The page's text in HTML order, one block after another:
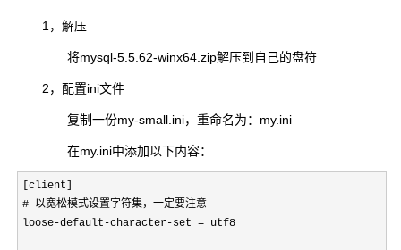
1，解压
将mysql-5.5.62-winx64.zip解压到自己的盘符
2，配置ini文件
复制一份my-small.ini，重命名为：my.ini
在my.ini中添加以下内容：
[client]
# 以宽松模式设置字符集，一定要注意
loose-default-character-set = utf8